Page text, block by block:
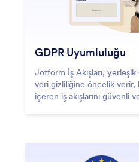
GDPR Uyumluluğu
Jotform İş Akışları,
veri gizliliğine öncelik verir,
içeren iş akışlarını güvenli